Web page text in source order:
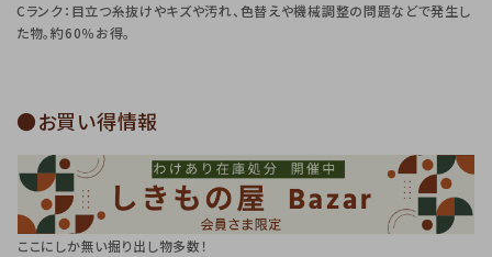
Cランク：目立つ糸抜けやキズや汚れ、色替えや機械調整の問題などで発生し
た物。約60％お得。
●お買い得情報
ここにしか無い掘り出し物多数！